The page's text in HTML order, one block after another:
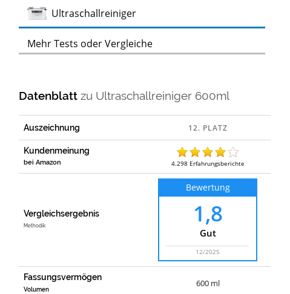
UltraschallreinigerTest
Mehr Tests oder Vergleiche
Datenblattzu Ultraschallreiniger 600ml
Auszeichnung
Kundenmeinung
bei Amazon 4.298 Erfahrungsberichte
Vergleichsergebnis
Methodik
Bewertung
1,8
Gut
12/2025
Fassungsvermögen
Volumen
600 ml